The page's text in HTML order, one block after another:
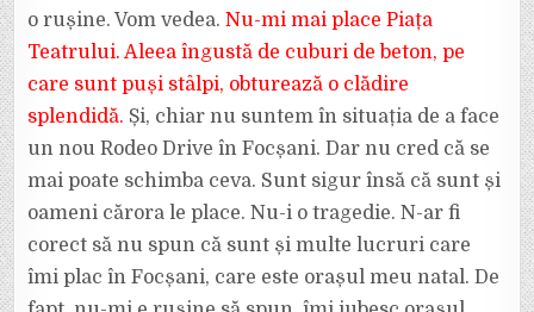
o rușine. Vom vedea.Nu-mi mai place Piața
Teatrului. Aleea îngustă de cuburi de beton, pe
care sunt puși stâlpi, obturează o clădire
splendidă. Și, chiar nu suntem în situația de a face
un nou Rodeo Drive în Focșani. Dar nu cred că se
mai poate schimba ceva. Sunt sigur însă că sunt și
oameni cărora le place. Nu-i o tragedie. N-ar fi
corect să nu spun că sunt și multe lucruri care
îmi plac în Focșani, care este orașul meu natal. De